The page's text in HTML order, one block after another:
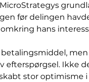
før delingen
hans
Ikke
stor optimisme